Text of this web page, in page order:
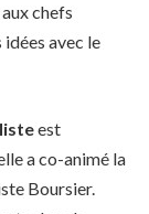
chefs
avec le
est
a co-animé la
Boursier.